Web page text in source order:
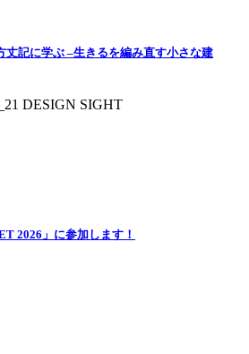
記に学ぶ –生きるを編み直す小さな建
DESIGN SIGHT
2026」に参加します！